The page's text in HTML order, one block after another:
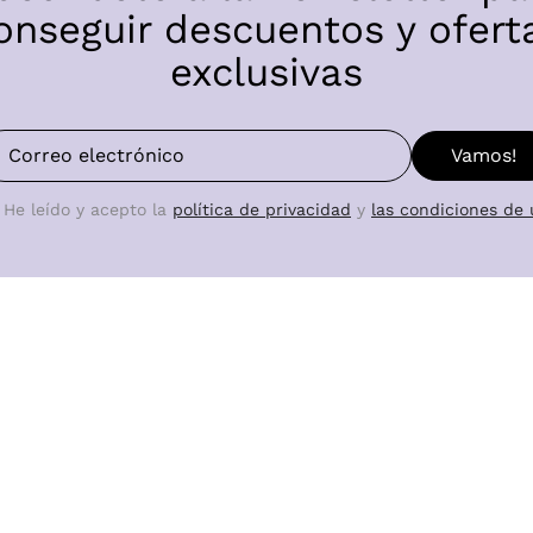
descuentos y
exclusivas
Vamos!
He leído y acepto la política de privacidad y las condiciones de